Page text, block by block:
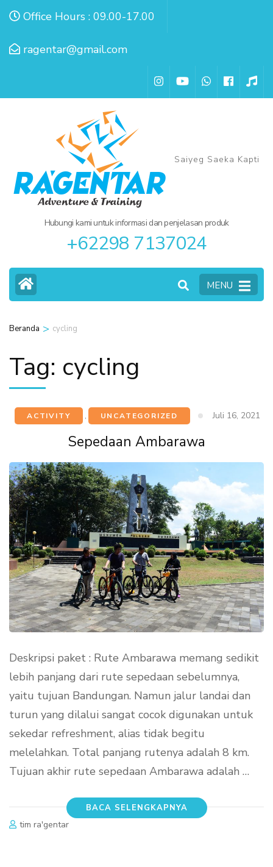
Lompat
konten
Office Hours : 09.00-17.00
ragentar@gmail.com
Saiyeg Saeka Kapti
Hubungi kami untuk informasi dan penjelasan produk
+62298 7137024
MENU
Beranda > cycling
Tag: cycling
ACTIVITY , UNCATEGORIZED Juli 16, 2021
Sepedaan Ambarawa
Deskripsi paket : Rute Ambarawa memang sedikit
lebih panjang dari rute sepedaan sebelumnya,
yaitu tujuan Bandungan. Namun jalur landai dan
turun yang dilalui sangat cocok digunakan untuk
sekedar refreshment, alias tidak begitu
melelahkan. Total panjang rutenya adalah 8 km.
Tujuan akhir rute sepedaan Ambarawa adalah …
BACA SELENGKAPNYA
tim ra'gentar